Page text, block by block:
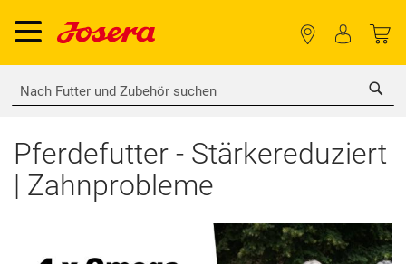
Pferdefutter - Stärkereduziert
| Zahnprobleme